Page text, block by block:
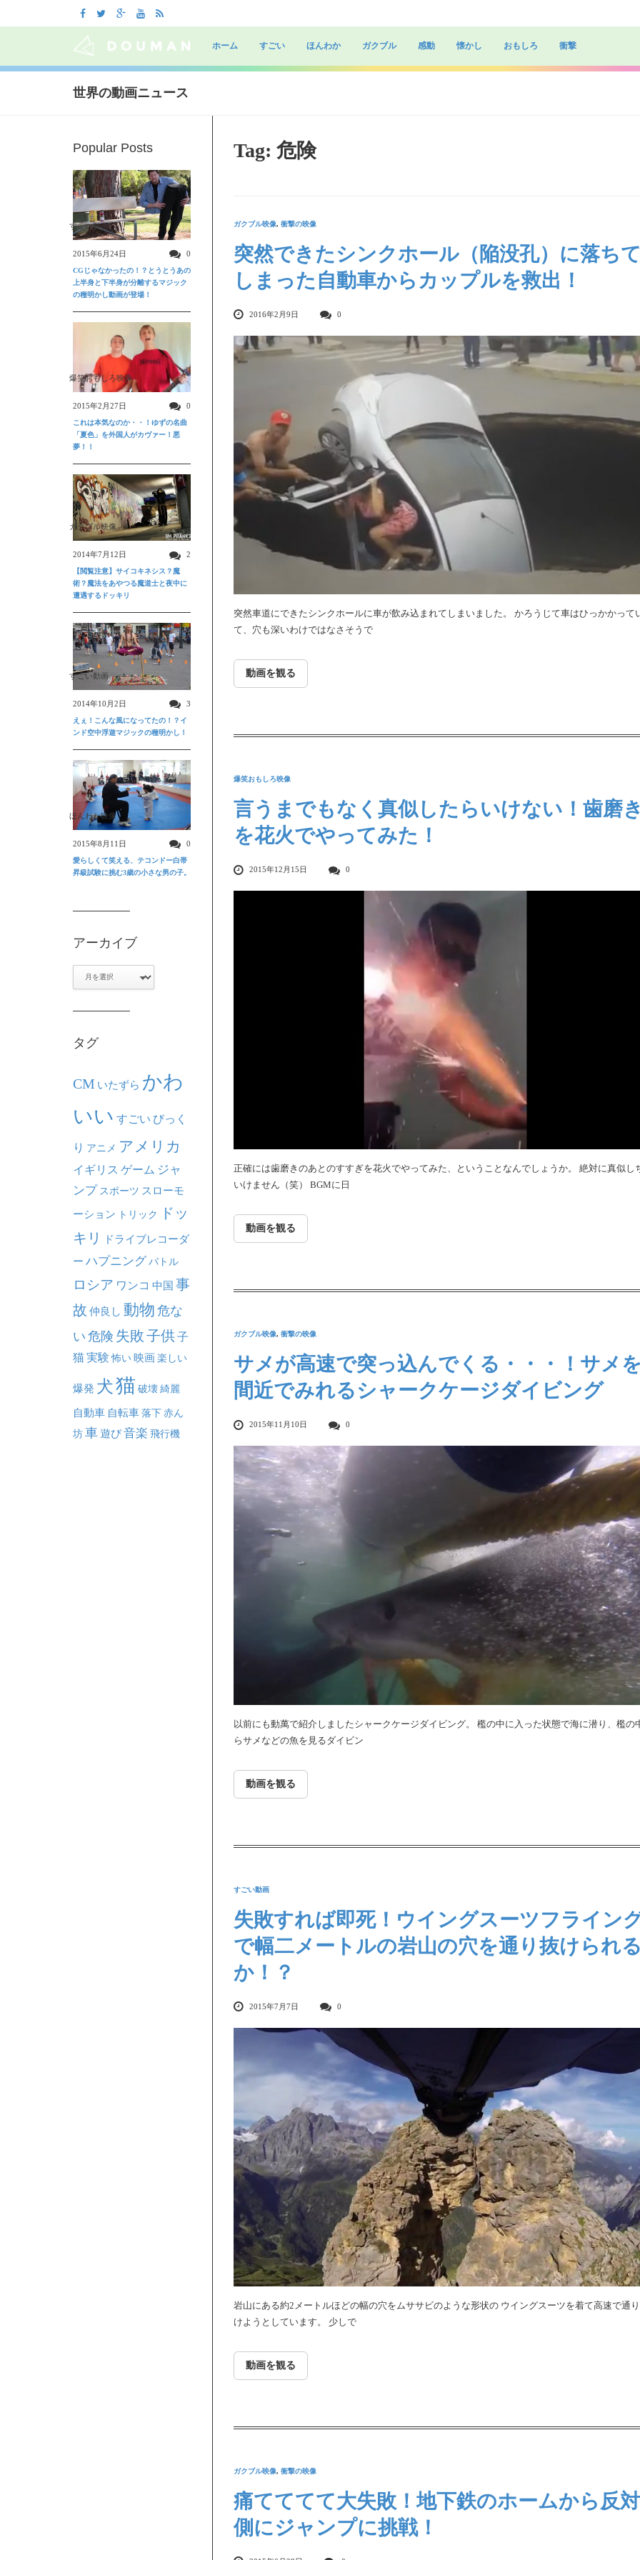
to
ホーム すごい ほんわか ガクブル 感動 懐かし おもしろ 衝撃
世界の動画ニュース
Tag: 危険
ガクブル映像, 衝撃の映像
突然できたシンクホール（陥没孔）に落ち
しまった自動車からカップルを救出！
2016年2月9日 0
突然車道にできたシンクホールに車が飲み込まれてしまいました。 かろうじて車はひっかかって
て、穴も深いわけではなさそうで
動画を観る
爆笑おもしろ映像
言うまでもなく真似したらいけない！歯磨
を花火でやってみた！
2015年12月15日 0
正確には歯磨きのあとのすすぎを花火でやってみた、ということなんでしょうか。 絶対に真似し
いけません（笑） BGMに日
動画を観る
ガクブル映像, 衝撃の映像
サメが高速で突っ込んでくる・・・！サメ
間近でみれるシャークケージダイビング
2015年11月10日 0
以前にも動萬で紹介しましたシャークケージダイビング。 檻の中に入った状態で海に潜り、檻の
らサメなどの魚を見るダイビン
動画を観る
すごい動画
失敗すれば即死！ウイングスーツフライン
で幅二メートルの岩山の穴を通り抜けられ
か！？
2015年7月7日 0
岩山にある約2メートルほどの幅の穴をムササビのような形状の ウイングスーツを着て高速で通
けようとしています。 少しで
動画を観る
ガクブル映像, 衝撃の映像
痛てててて大失敗！地下鉄のホームから反対
側にジャンプに挑戦！
Popular Posts
すごい動画
2015年6月24日 0
CGじゃなかったの！？とうとうあの
上半身と下半身が分離するマジック
の種明かし動画が登場！
爆笑おもしろ映像
2015年2月27日 0
これは本気なのか・・！ゆずの名曲
「夏色」を外国人がカヴァー！悪
夢！！
ガクブル映像
2014年7月12日 2
【閲覧注意】サイコキネシス？魔
術？魔法をあやつる魔道士と夜中に
遭遇するドッキリ
すごい動画
2014年10月2日 3
えぇ！こんな風になってたの！？イ
ンド空中浮遊マジックの種明かし！
ほんわか映像
2015年8月11日 0
愛らしくて笑える、テコンドー白帯
昇級試験に挑む3歳の小さな男の子。
アーカイブ
タグ
CM いたずら かわ
いい すごい びっく
り アニメ アメリカ
イギリス ゲーム ジャ
ンプ スポーツ スローモ
ーション トリック
ドッ
キリ
ドライブレコーダ
ー ハプニング バトル
ロシア ワンコ 中国 事
故 仲良し 動物 危な
い 危険 失敗子供子
猫実験 怖い映画楽しい
爆発 犬猫 破壊綺麗
自動車 自転車落下赤ん
坊車遊び音楽 飛行機